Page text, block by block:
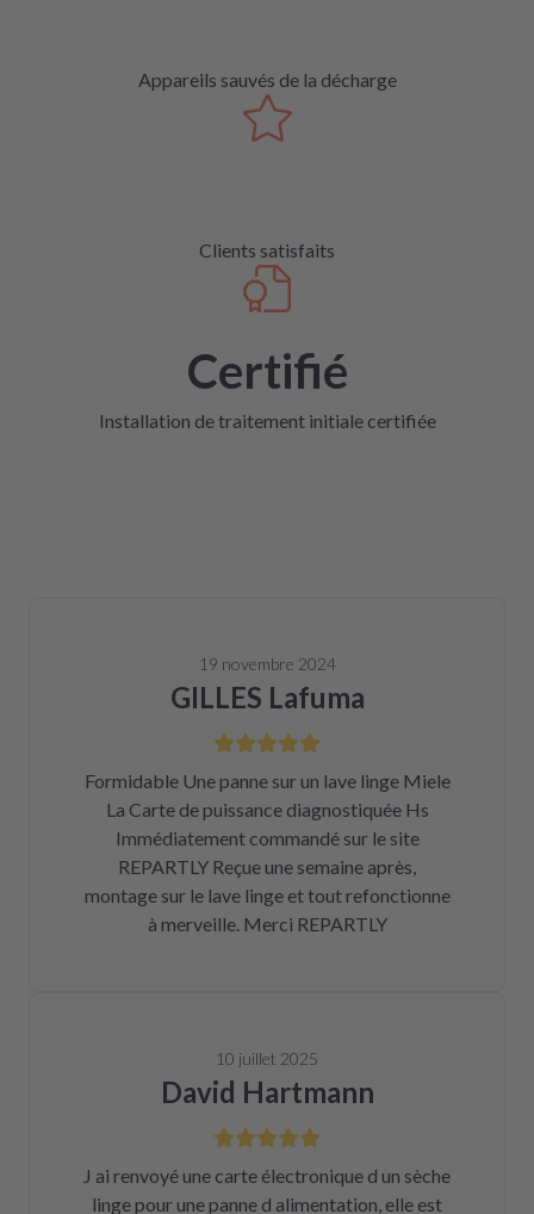
Appareils sauvés de la décharge
Clients satisfaits
Certifié
Installation de traitement initiale certifiée
19 novembre 2024
GILLES Lafuma
Formidable Une panne sur un lave linge Miele
La Carte de puissance diagnostiquée Hs
Immédiatement commandé sur le site
REPARTLY Reçue une semaine après,
montage sur le lave linge et tout refonctionne
à merveille. Merci REPARTLY
10 juillet 2025
David Hartmann
J ai renvoyé une carte électronique d un sèche
linge pour une panne d alimentation, elle est